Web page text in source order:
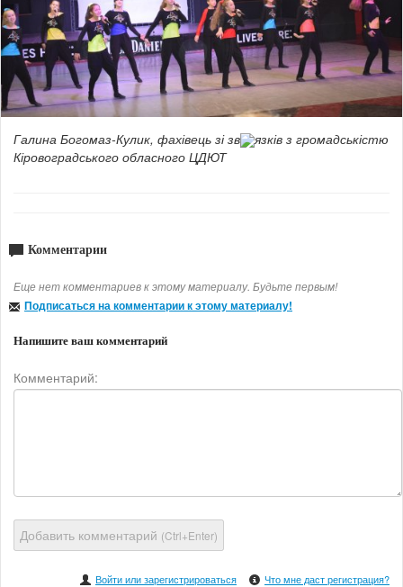
Галина Богомаз-Кулик, фахівець зі зв
язків з громадськістю
Кіровоградського обласного ЦДЮТ
Комментарии
Еще нет комментариев к этому материалу. Будьте первым!
Подписаться на комментарии к этому материалу!
Напишите ваш комментарий
Комментарий:
Добавить комментарий (Ctrl+Enter)
Войти или зарегистрироваться Что мне даст регистрация?